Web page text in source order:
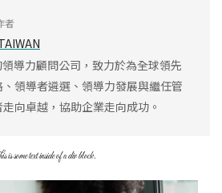
者
導力顧問公司，致力於為全球領先
領導者遴選、領導力發展與繼任管
向卓越，協助企業走向成功。
is some text inside of a div block.